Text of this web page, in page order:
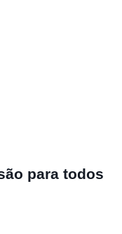
para todos